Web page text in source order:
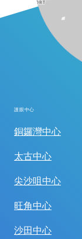
護眼中心
銅鑼灣中心
太古中心
尖沙咀中心
旺角中心
沙田中心